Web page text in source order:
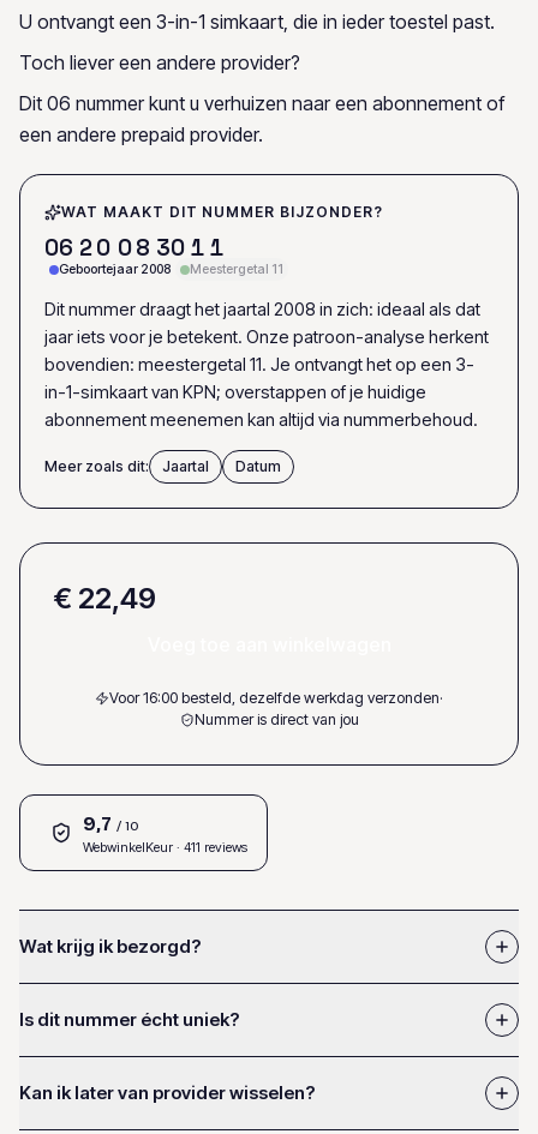
U ontvangt een 3-in-1 simkaart, die in ieder toestel past.
Toch liever een andere provider?
Dit 06 nummer kunt u verhuizen naar een abonnement of
een andere prepaid provider.
WAT MAAKT DIT NUMMER BIJZONDER?
06 20 08 30 1 1
Geboortejaar 2008 Meestergetal 11
Dit nummer draagt het jaartal 2008 in zich: ideaal als dat
jaar iets voor je betekent. Onze patroon-analyse herkent
bovendien: meestergetal 11. Je ontvangt het op een 3-
in-1-simkaart van KPN; overstappen of je huidige
abonnement meenemen kan altijd via nummerbehoud.
Meer zoals dit: Jaartal Datum
€ 22,49
Voor 16:00 besteld, dezelfde werkdag verzonden·
Nummer is direct van jou
9,7 / 10
WebwinkelKeur · 411 reviews
Wat krijg ik bezorgd?
Is dit nummer écht uniek?
Kan ik later van provider wisselen?